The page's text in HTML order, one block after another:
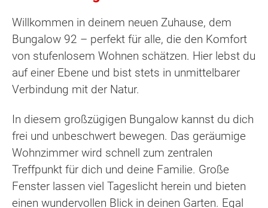
Willkommen in deinem neuen Zuhause, dem
Bungalow 92 – perfekt für alle, die den Komfort
von stufenlosem Wohnen schätzen. Hier lebst du
auf einer Ebene und bist stets in unmittelbarer
Verbindung mit der Natur.
In diesem großzügigen Bungalow kannst du dich
frei und unbeschwert bewegen. Das geräumige
Wohnzimmer wird schnell zum zentralen
Treffpunkt für dich und deine Familie. Große
Fenster lassen viel Tageslicht herein und bieten
einen wundervollen Blick in deinen Garten. Egal